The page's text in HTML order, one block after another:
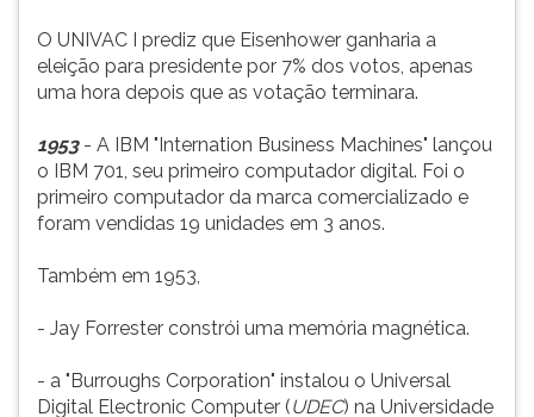
O UNIVAC I prediz que Eisenhower ganharia a
eleição para presidente por 7% dos votos, apenas
uma hora depois que as votação terminara.
1953- A IBM "Internation Business Machines" lançou
o IBM 701, seu primeiro computador digital. Foi o
primeiro computador da marca comercializado e
foram vendidas 19 unidades em 3 anos.
Também em 1953,
- Jay Forrester constrói uma memória magnética.
- a "Burroughs Corporation" instalou o Universal
Digital Electronic Computer (UDEC) na Universidade